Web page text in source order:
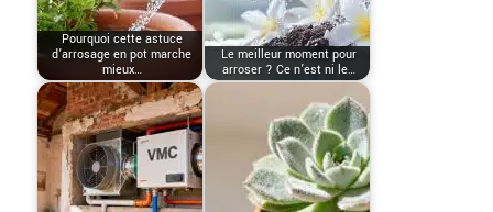
Pourquoi cette astuce
d’arrosage en pot marche
mieux…
Le meilleur moment pour
arroser ? Ce n’est ni le…